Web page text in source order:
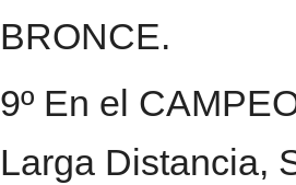
BRONCE.
9º En el
Larga Distancia,